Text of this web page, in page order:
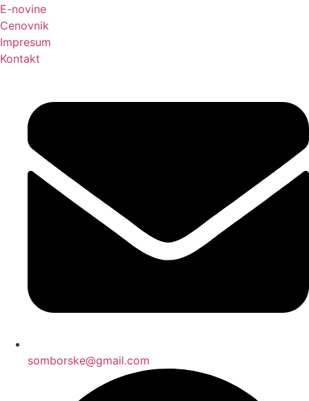
E-novine
Cenovnik
Impresum
Kontakt
somborske@gmail.com